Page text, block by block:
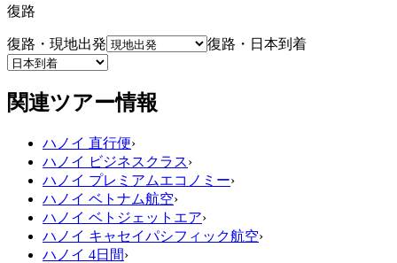
復路
復路・現地出発 復路・日本到着
関連ツアー情報
ハノイ 直行便›
ハノイ ビジネスクラス›
ハノイ プレミアムエコノミー›
ハノイ ベトナム航空›
ハノイ ベトジェットエア›
ハノイ キャセイパシフィック航空›
ハノイ 4日間›